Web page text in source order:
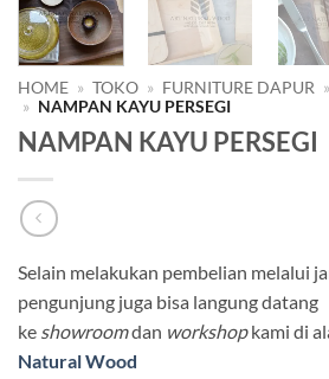
HOME » TOKO » FURNITURE DAPUR »
» NAMPAN KAYU PERSEGI
NAMPAN KAYU PERSEGI
Selain melakukan pembelian melalui
pengunjung juga bisa langung datang
ke showroomdan workshopkami di
Natural Wood